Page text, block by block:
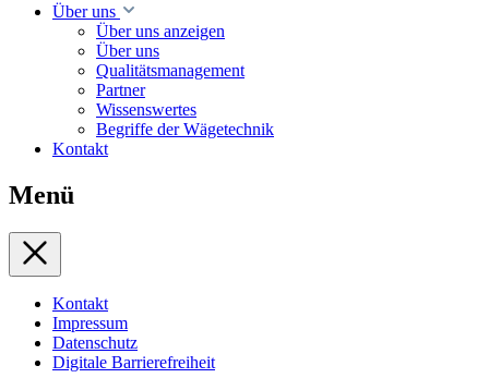
Über uns
Über uns anzeigen
Über uns
Qualitätsmanagement
Partner
Wissenswertes
Begriffe der Wägetechnik
Kontakt
Menü
Kontakt
Impressum
Datenschutz
Digitale Barrierefreiheit